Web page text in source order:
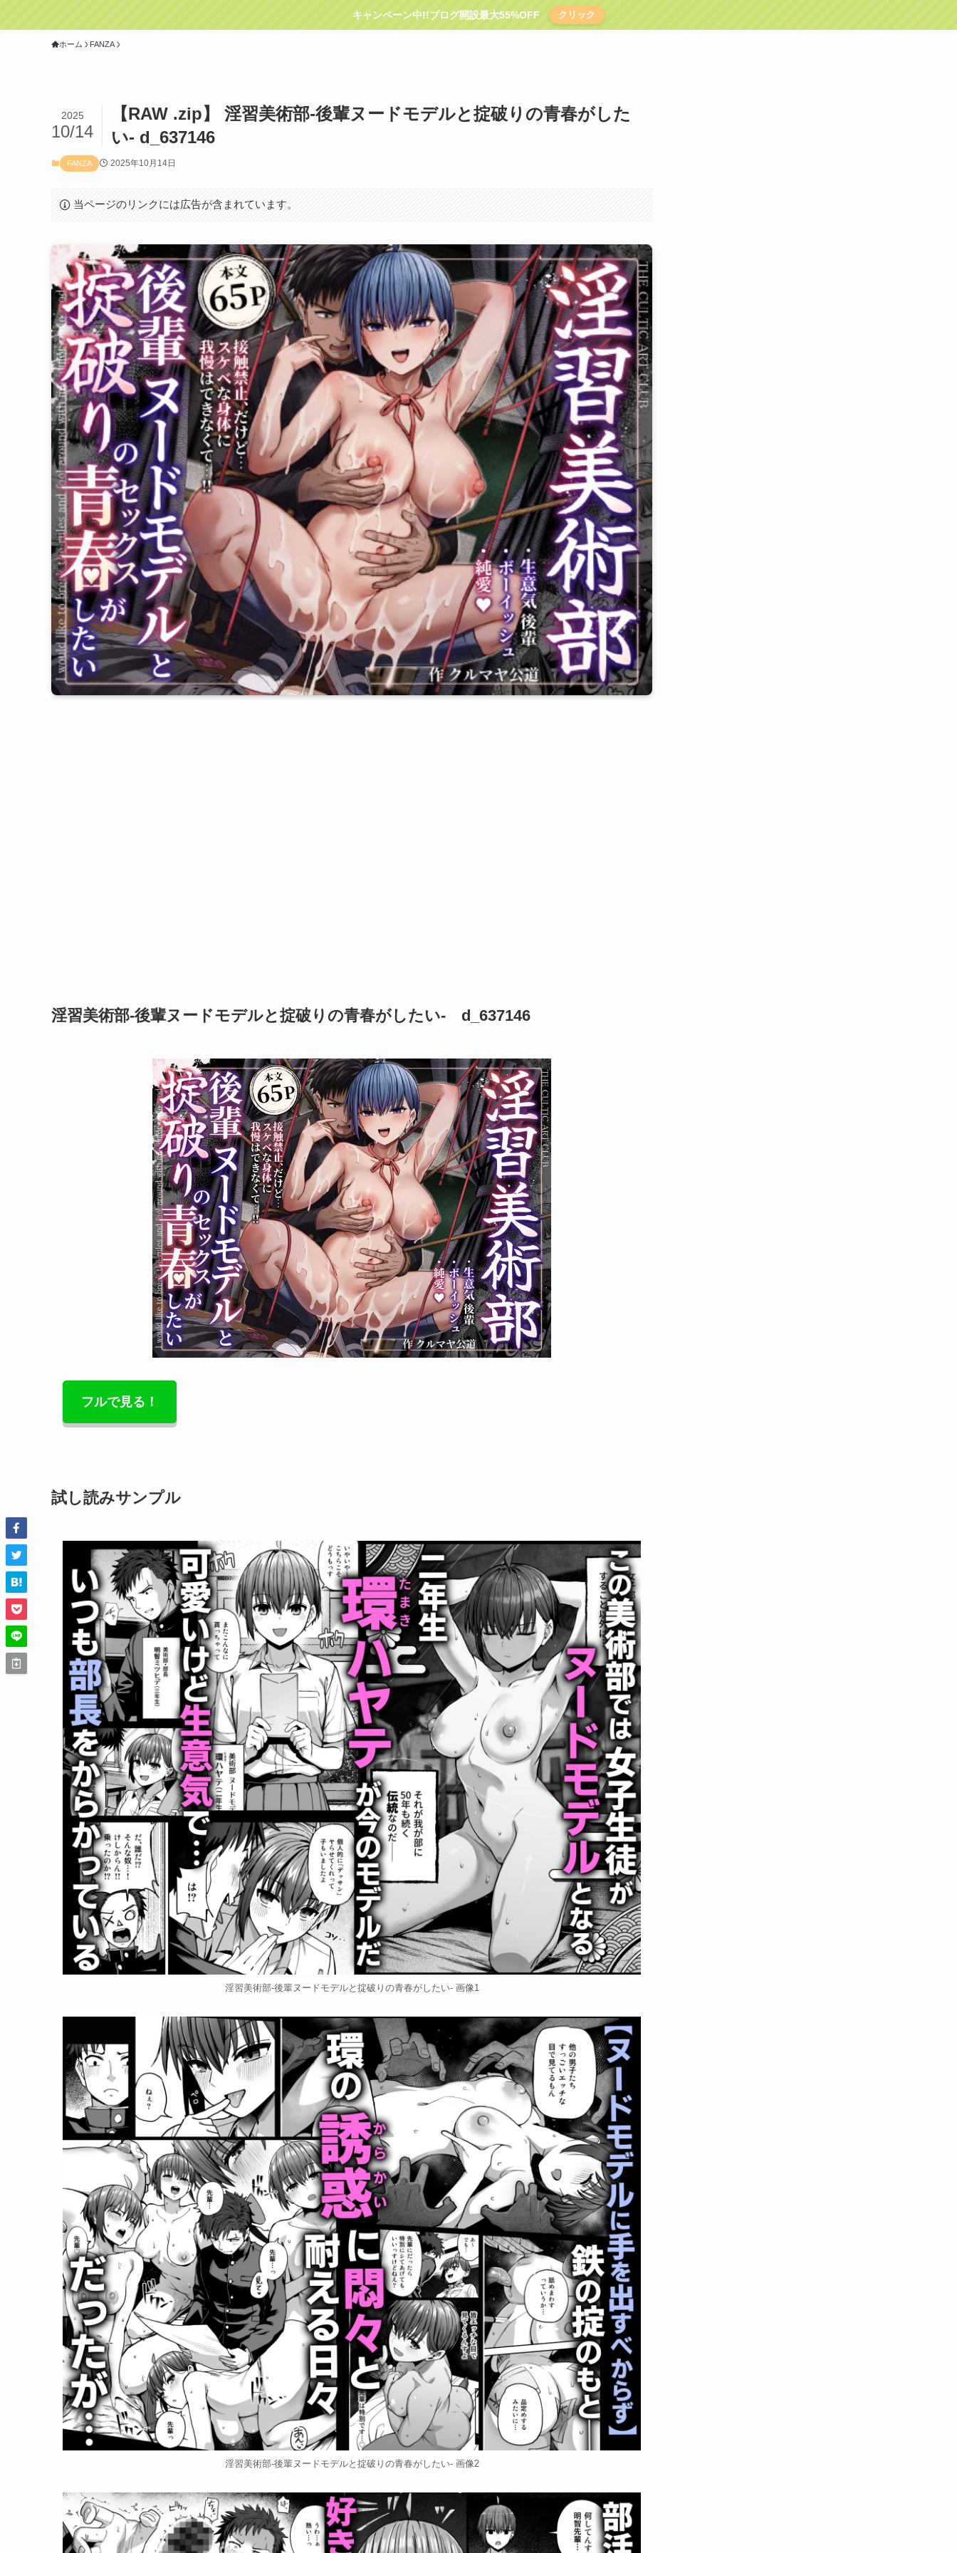
キャンペーン中!!ブログ開設最大55%OFF クリック
ホーム FANZA
【RAW .zip】 淫習美術部-後輩ヌードモデルと掟破りの青春がした
い- d_637146
2025
10/14
FANZA 2025年10月14日
当ページのリンクには広告が含まれています。
淫習美術部-後輩ヌードモデルと掟破りの青春がしたい- d_637146
フルで見る！
試し読みサンプル
淫習美術部-後輩ヌードモデルと掟破りの青春がしたい- 画像1
淫習美術部-後輩ヌードモデルと掟破りの青春がしたい- 画像2